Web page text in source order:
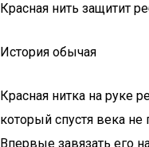
Красная нить защитит
История обычая
Красная нитка на руке
который спустя века
Впервые завязать его